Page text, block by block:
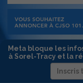
:
Meta bloque les
à Sorel-Tracy et la